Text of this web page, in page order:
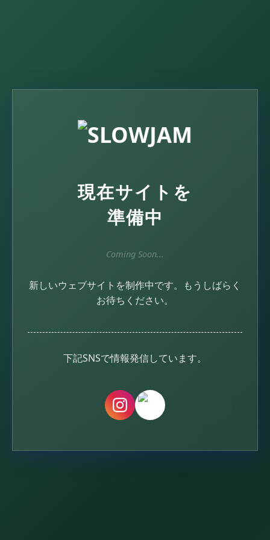
現在サイトを
準備中
Coming Soon...
新しいウェブサイトを制作中です。
もうしばらく
お待ちください。
下記SNSで情報発信しています。